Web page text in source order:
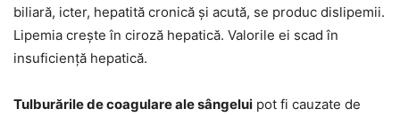
biliară, icter, hepatită cronică şi acută, se produc dislipemii.
Lipemia creşte în ciroză hepatică. Valorile ei scad în
insuficienţă hepatică.
Tulburările de coagulare ale sângelui pot fi cauzate de